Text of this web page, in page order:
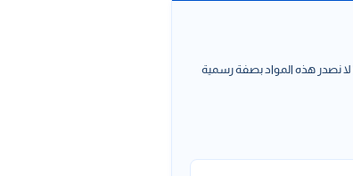
لا نصدر هذه المواد بصفة رسمية